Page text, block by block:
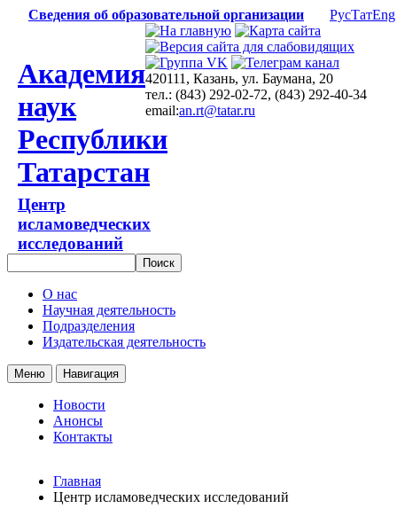
Сведения об образовательной организации РусТатEng
Академия
наук
Республики
Татарстан
Центр
исламоведческих
исследований
420111, Казань, ул. Баумана, 20
тел.: (843) 292-02-72, (843) 292-40-34
email:an.rt@tatar.ru
О нас
Научная деятельность
Подразделения
Издательская деятельность
Меню Навигация
Новости
Анонсы
Контакты
Главная
Центр исламоведческих исследований